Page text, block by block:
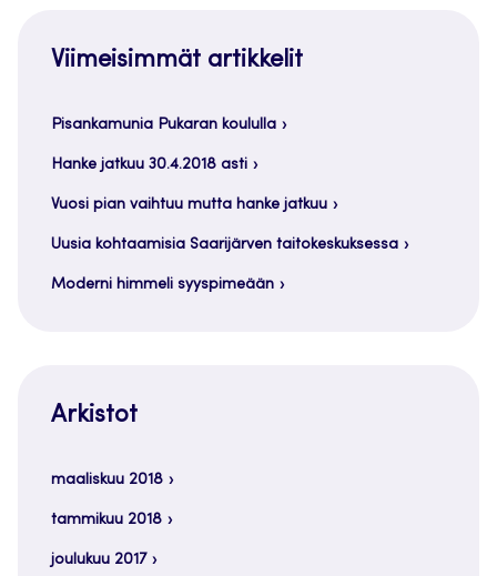
Viimeisimmät artikkelit
Pisankamunia Pukaran koululla
Hanke jatkuu 30.4.2018 asti
Vuosi pian vaihtuu mutta hanke jatkuu
Uusia kohtaamisia Saarijärven taitokeskuksessa
Moderni himmeli syyspimeään
Arkistot
maaliskuu 2018
tammikuu 2018
joulukuu 2017